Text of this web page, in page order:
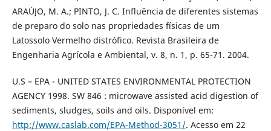
ARAÚJO, M. A.; PINTO, J. C. Influência de diferentes sistemas
de preparo do solo nas propriedades físicas de um
Latossolo Vermelho distrófico. Revista Brasileira de
Engenharia Agrícola e Ambiental, v. 8, n. 1, p. 65-71. 2004.
U.S – EPA - UNITED STATES ENVIRONMENTAL PROTECTION
AGENCY 1998. SW 846 : microwave assisted acid digestion of
sediments, sludges, soils and oils. Disponível em:
http://www.caslab.com/EPA-Method-3051/. Acesso em 22